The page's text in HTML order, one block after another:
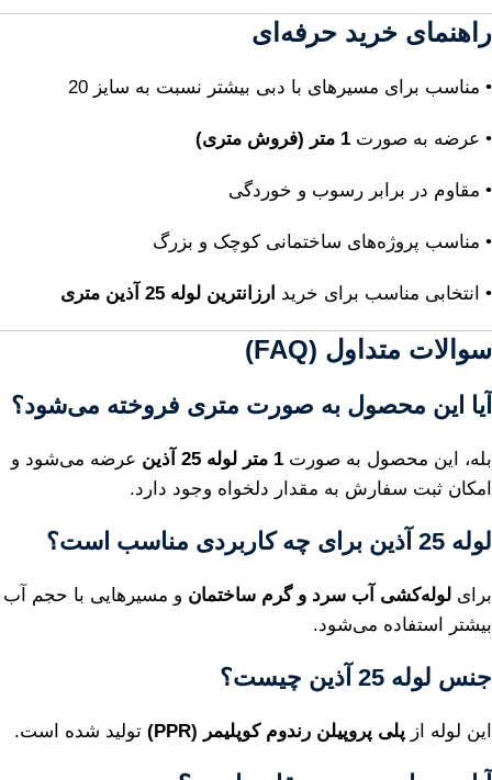
راهنمای خرید حرفه‌ای
• مناسب برای مسیرهای با دبی بیشتر نسبت به سایز 20
• عرضه به صورت 1 متر (فروش متری)
• مقاوم در برابر رسوب و خوردگی
• مناسب پروژه‌های ساختمانی کوچک و بزرگ
• انتخابی مناسب برای خرید ارزانترین لوله 25 آذین متری
سوالات متداول (FAQ)
آیا این محصول به صورت متری فروخته می‌شود؟
بله، این محصول به صورت 1 متر لوله 25 آذین
عرضه می‌شود و
امکان ثبت سفارش به مقدار دلخواه وجود دارد.
لوله 25 آذین برای چه کاربردی مناسب است؟
برای لوله‌کشی آب سرد و گرم ساختمان و مسیرهایی با حجم آب
بیشتر استفاده می‌شود.
جنس لوله 25 آذین چیست؟
این لوله از پلی پروپیلن رندوم کوپلیمر (PPR) تولید شده است.